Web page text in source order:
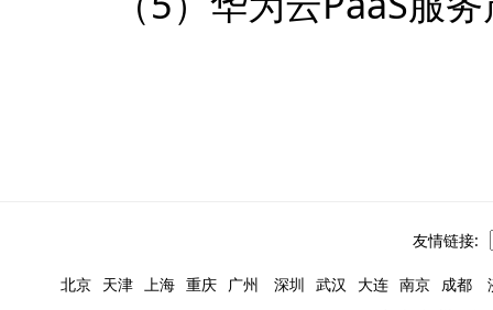
友情链接:
北京 天津 上海 重庆 广州 深圳 武汉 大连 南京 成都